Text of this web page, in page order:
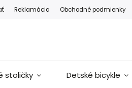
Reklamácia Obchodné podmienky
stoličky Detské bicykle